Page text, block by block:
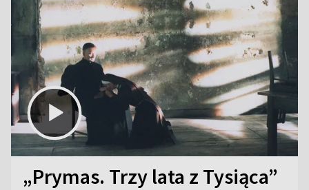
„Prymas. Trzy lata z Tysiąca”